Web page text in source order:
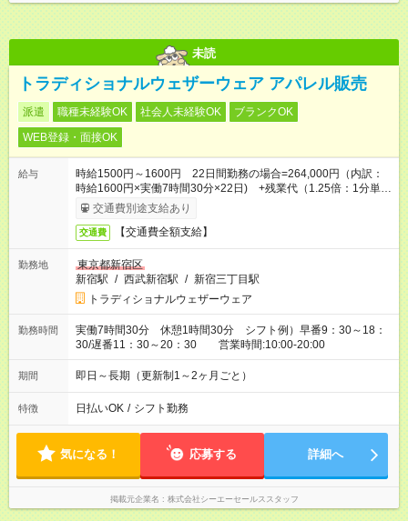
未読
トラディショナルウェザーウェア アパレル販売
派遣 職種未経験OK 社会人未経験OK
ブランクOK
WEB登録・面接OK
給与
時給1500円～1600円 22日間勤務の場合=264,000円（内訳：
時給1600円×実働7時間30分×22日) +残業代（1.25倍：1分単位
で支給） ※時給は経験によります
交通費別途支給あり
交通費 【交通費全額支給】
勤務地
東京都新宿区
新宿駅 / 西武新宿駅 / 新宿三丁目駅
トラディショナルウェザーウェア
勤務時間
実働7時間30分 休憩1時間30分 シフト例）早番9：30～18：
30/遅番11：30～20：30 営業時間:10:00-20:00
期間 即日～長期（更新制1～2ヶ月ごと）
特徴 日払いOK / シフト勤務
気になる！ 応募する 詳細へ
掲載元企業名 株式会社シーエーセールススタッフ